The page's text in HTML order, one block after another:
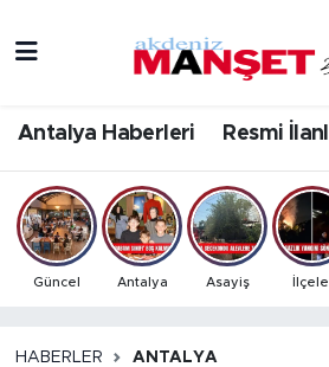
Antalya Haberleri Resmi
Güncel Antalya Asayiş
HABERLER ANTALYA
Bilim & Teknoloji
Eğitim
Ekonomi
Antalya Hava Durumu
Antalya Namaz Vakitleri
Antalya Trafik Yoğunluk